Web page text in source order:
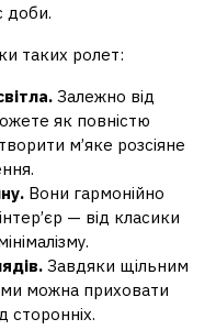
доби.
таких ролет:
Залежно від
як повністю
м’яке розсіяне
Вони гармонійно
— від класики
Завдяки щільним
можна приховати
сторонніх.